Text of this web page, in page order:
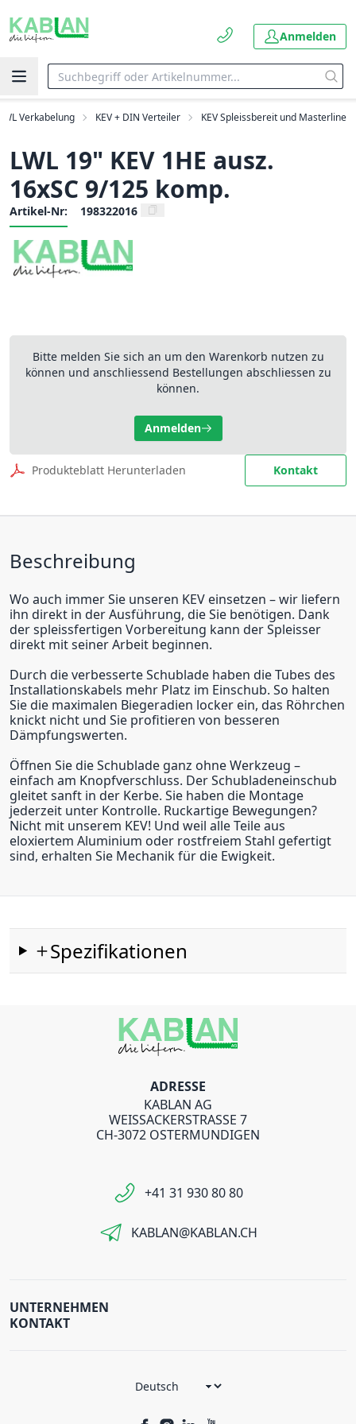
Anmelden
Verkabelung KEV + DIN Verteiler KEV Spleissbereit und Masterline
LWL 19" KEV 1HE ausz.
16xSC 9/125 komp.
Artikel-Nr: 198322016
Bitte melden Sie sich an um den Warenkorb nutzen zu
können und anschliessend Bestellungen abschliessen zu
können.
Anmelden
Produkteblatt Herunterladen Kontakt
Beschreibung
Wo auch immer Sie unseren KEV einsetzen – wir liefern
ihn direkt in der Ausführung, die Sie benötigen. Dank
der spleissfertigen Vorbereitung kann der Spleisser
direkt mit seiner Arbeit beginnen.
Durch die verbesserte Schublade haben die Tubes des
Installationskabels mehr Platz im Einschub. So halten
Sie die maximalen Biegeradien locker ein, das Röhrchen
knickt nicht und Sie profitieren von besseren
Dämpfungswerten.
Öffnen Sie die Schublade ganz ohne Werkzeug –
einfach am Knopfverschluss. Der Schubladeneinschub
gleitet sanft in der Kerbe. Sie haben die Montage
jederzeit unter Kontrolle. Ruckartige Bewegungen?
Nicht mit unserem KEV! Und weil alle Teile aus
eloxiertem Aluminium oder rostfreiem Stahl gefertigt
sind, erhalten Sie Mechanik für die Ewigkeit.
Spezifikationen
ADRESSE
KABLAN AG
WEISSACKERSTRASSE 7
CH-3072 OSTERMUNDIGEN
+41 31 930 80 80
KABLAN@KABLAN.CH
UNTERNEHMEN
KONTAKT